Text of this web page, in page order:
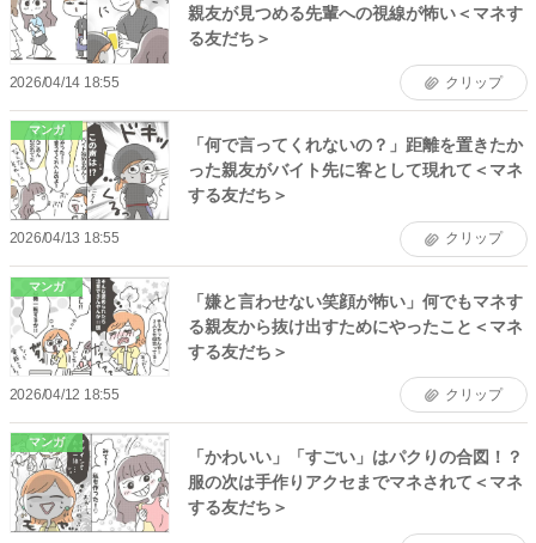
親友が見つめる先輩への視線が怖い＜マネす
る友だち＞
2026/04/14 18:55 クリップ
マンガ
「何で言ってくれないの？」距離を置きたか
った親友がバイト先に客として現れて＜マネ
する友だち＞
2026/04/13 18:55 クリップ
マンガ
「嫌と言わせない笑顔が怖い」何でもマネす
る親友から抜け出すためにやったこと＜マネ
する友だち＞
2026/04/12 18:55 クリップ
マンガ
「かわいい」「すごい」はパクりの合図！？
服の次は手作りアクセまでマネされて＜マネ
する友だち＞